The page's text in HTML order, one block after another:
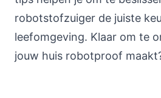
robotstofzuiger de juiste
leefomgeving. Klaar om te
jouw huis robotproof